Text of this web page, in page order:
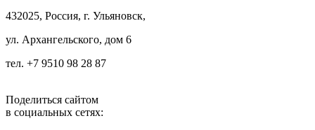
432025, Россия, г. Ульяновск,
ул. Архангельского, дом 6
тел. +7 9510 98 28 87
Поделиться сайтом
в социальных сетях: